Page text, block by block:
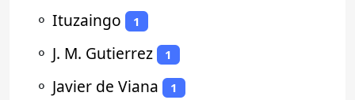
⚬ Ituzaingo 1
⚬ J. M. Gutierrez 1
⚬ Javier de Viana 1